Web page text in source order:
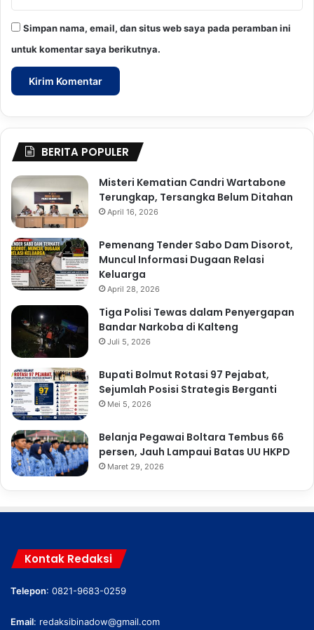
Simpan nama, email, dan situs web saya pada peramban ini
untuk komentar saya berikutnya.
BERITA POPULER
Misteri Kematian Candri Wartabone
Terungkap, Tersangka Belum Ditahan
April 16, 2026
Pemenang Tender Sabo Dam Disorot,
Muncul Informasi Dugaan Relasi
Keluarga
April 28, 2026
Tiga Polisi Tewas dalam Penyergapan
Bandar Narkoba di Kalteng
Juli 5, 2026
Bupati Bolmut Rotasi 97 Pejabat,
Sejumlah Posisi Strategis Berganti
Mei 5, 2026
Belanja Pegawai Boltara Tembus 66
persen, Jauh Lampaui Batas UU HKPD
Maret 29, 2026
Kontak Redaksi
Telepon: 0821-9683-0259
Email: redaksibinadow@gmail.com